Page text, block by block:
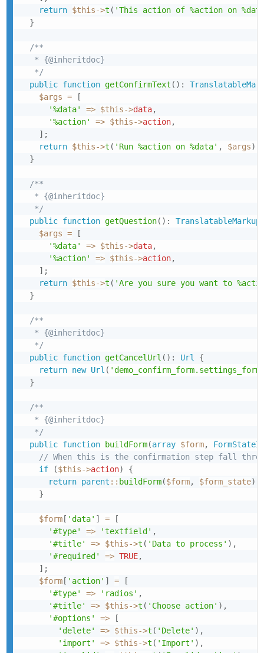
return $this->t ( 'This action of %action on
}
/**
   * {@inheritdoc}
   */
public function getConfirmText ( ) :
$args =
[
'%data'
=> $this->data,
'%action'
=> $this->action,
] ;
return $this->t ( 'Run %action on %data' , $args)
}
/**
   * {@inheritdoc}
   */
public function getQuestion( ) :
TranslatableMarkup
$args =
[
'%data'
=> $this->data,
'%action'
=> $this->action,
] ;
return $this->t ( 'Are you sure you want to
}
/**
   * {@inheritdoc}
   */
public function getCancelUrl ( ) : Url
{
return new Url (
}
/**
   * {@inheritdoc}
   */
public function buildForm(array $form,
// When this is the confirmation step fall
if
($this->action)
{
return parent :: buildForm($form, $form_state)
}
$form[ 'data' ] =
[
'#type'
=> 'textfield' ,
'#title'
=> $this->t ( 'Data to process' ) ,
'#required'
=> TRUE,
] ;
$form[ 'action' ] =
[
'#type'
=> 'radios' ,
'#title'
=> $this->t ( 'Choose action' ) ,
'#options'
=>
[
'delete'
=> $this->t ( 'Delete' ) ,
'import'
=> $this->t ( 'Import' ) ,